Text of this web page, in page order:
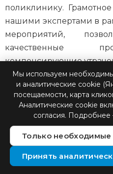
поликлинику.
нашими экспертами в
мероприятий,
качественные
компенсирующие
Мы используем
и аналитические cookie
посещаемости, карта
Аналитические cookie
согласия.
Только необходимые
Принять